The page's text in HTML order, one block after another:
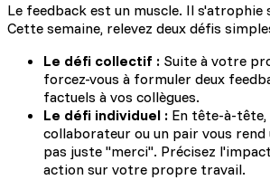
Le feedback est un muscle. Il s'atrophie
Cette semaine, relevez deux défis
Le défi collectif : Suite à votre
forcez-vous à formuler deux
factuels à vos collègues.
Le défi individuel : En tête-à-tête,
collaborateur ou un pair vous rend
pas juste "merci". Précisez
action sur votre propre travail.